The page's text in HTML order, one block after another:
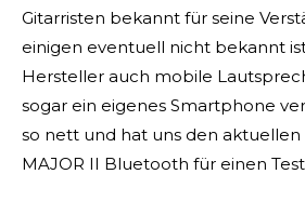
Gitarristen bekannt für seine
einigen eventuell nicht bekannt
Hersteller auch mobile
sogar ein eigenes Smartphone
so nett und hat uns den
MAJOR II Bluetooth für einen